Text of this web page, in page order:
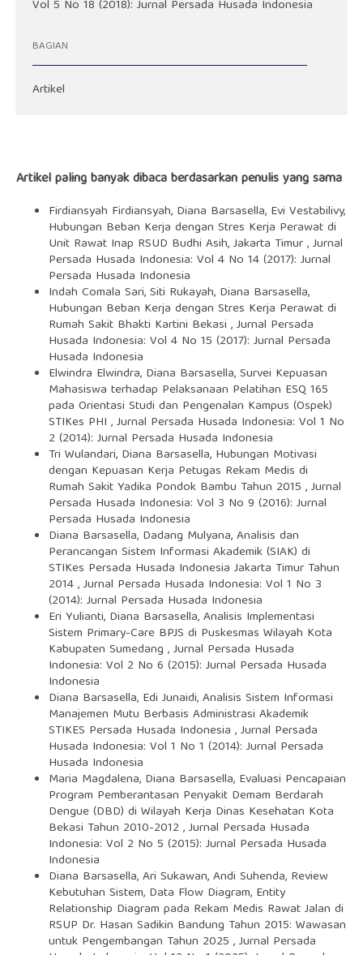
Vol 5 No 18 (2018): Jurnal Persada Husada Indonesia
BAGIAN
Artikel
Artikel paling banyak dibaca berdasarkan penulis yang sama
Firdiansyah Firdiansyah, Diana Barsasella, Evi Vestabilivy,
Hubungan Beban Kerja dengan Stres Kerja Perawat di
Unit Rawat Inap RSUD Budhi Asih, Jakarta Timur,Jurnal
Persada Husada Indonesia: Vol 4 No 14 (2017): Jurnal
Persada Husada Indonesia
Indah Comala Sari, Siti Rukayah, Diana Barsasella,
Hubungan Beban Kerja dengan Stres Kerja Perawat di
Rumah Sakit Bhakti Kartini Bekasi ,Jurnal Persada
Husada Indonesia: Vol 4 No 15 (2017): Jurnal Persada
Husada Indonesia
Elwindra Elwindra, Diana Barsasella,Survei Kepuasan
Mahasiswa terhadap Pelaksanaan Pelatihan ESQ 165
pada Orientasi Studi dan Pengenalan Kampus (Ospek)
STIKes PHI ,Jurnal Persada Husada Indonesia: Vol 1 No
2 (2014): Jurnal Persada Husada Indonesia
Tri Wulandari, Diana Barsasella, Hubungan Motivasi
dengan Kepuasan Kerja Petugas Rekam Medis di
Rumah Sakit Yadika Pondok Bambu Tahun 2015 ,Jurnal
Persada Husada Indonesia: Vol 3 No 9 (2016): Jurnal
Persada Husada Indonesia
Diana Barsasella, Dadang Mulyana,Analisis dan
Perancangan Sistem Informasi Akademik (SIAK) di
STIKes Persada Husada Indonesia Jakarta Timur Tahun
2014,Jurnal Persada Husada Indonesia: Vol 1 No 3
(2014): Jurnal Persada Husada Indonesia
Eri Yulianti, Diana Barsasella,Analisis Implementasi
Sistem Primary-Care BPJS di Puskesmas Wilayah Kota
Kabupaten Sumedang ,Jurnal Persada Husada
Indonesia: Vol 2 No 6 (2015): Jurnal Persada Husada
Indonesia
Diana Barsasella, Edi Junaidi,Analisis Sistem Informasi
Manajemen Mutu Berbasis Administrasi Akademik
STIKES Persada Husada Indonesia ,Jurnal Persada
Husada Indonesia: Vol 1 No 1 (2014): Jurnal Persada
Husada Indonesia
Maria Magdalena, Diana Barsasella, Evaluasi Pencapaian
Program Pemberantasan Penyakit Demam Berdarah
Dengue (DBD) di Wilayah Kerja Dinas Kesehatan Kota
Bekasi Tahun 2010-2012 ,Jurnal Persada Husada
Indonesia: Vol 2 No 5 (2015): Jurnal Persada Husada
Indonesia
Diana Barsasella, Ari Sukawan, Andi Suhenda, Review
Kebutuhan Sistem, Data Flow Diagram, Entity
Relationship Diagram pada Rekam Medis Rawat Jalan di
RSUP Dr. Hasan Sadikin Bandung Tahun 2015: Wawasan
untuk Pengembangan Tahun 2025 ,Jurnal Persada